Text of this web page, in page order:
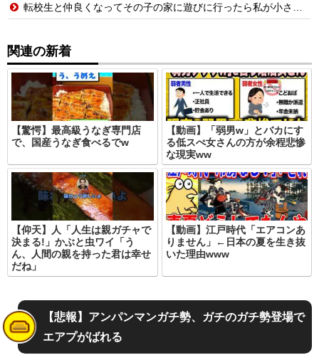
転校生と仲良くなってその子の家に遊びに行ったら私が小さい頃に撮った写真があった
関連の新着
【驚愕】最高級うなぎ専門店
で、国産うなぎ食べるでw
【動画】「弱男w」とバカにす
る低スぺ女さんの方が余程悲惨
な現実ww
【仰天】人「人生は親ガチャで
決まる!」かぶと虫ワイ「う
ん、人間の親を持った君は幸せ
だね」
【動画】江戸時代「エアコンあ
りません」←日本の夏を生き抜
いた理由www
【悲報】アンパンマンガチ勢、ガチのガチ勢登場で
エアプがばれる